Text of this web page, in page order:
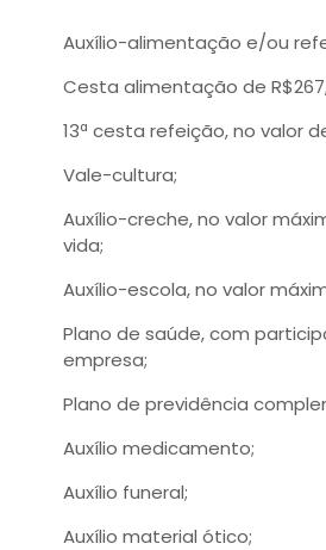
Auxílio-alimentação e/ou
Cesta alimentação de
13ª cesta refeição, no valor
Vale-cultura;
Auxílio-creche, no valor
vida;
Auxílio-escola, no valor
Plano de saúde, com
empresa;
Plano de previdência
Auxílio medicamento;
Auxílio funeral;
Auxílio material ótico;